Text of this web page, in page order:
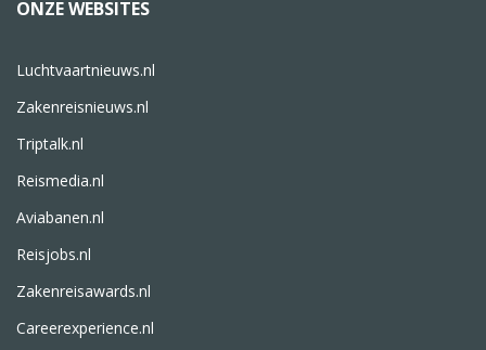
ONZE WEBSITES
Luchtvaartnieuws.nl
Zakenreisnieuws.nl
Triptalk.nl
Reismedia.nl
Aviabanen.nl
Reisjobs.nl
Zakenreisawards.nl
Careerexperience.nl